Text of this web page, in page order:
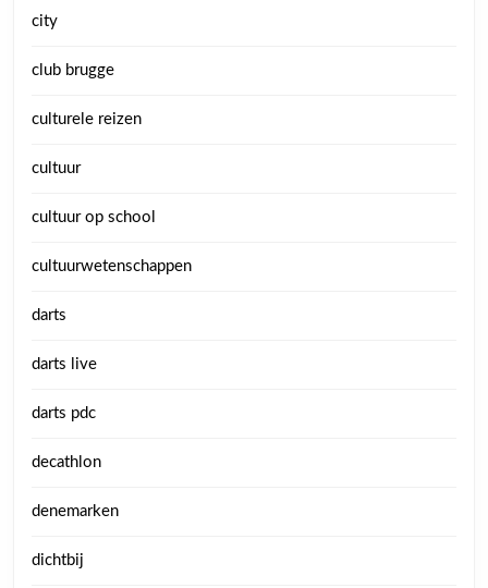
city
club brugge
culturele reizen
cultuur
cultuur op school
cultuurwetenschappen
darts
darts live
darts pdc
decathlon
denemarken
dichtbij